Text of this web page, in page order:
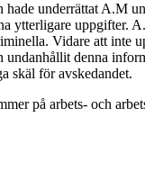
underrättat A.M
uppgifter.
Vidare att inte
denna
skäl för avskedandet.
på arbets- och